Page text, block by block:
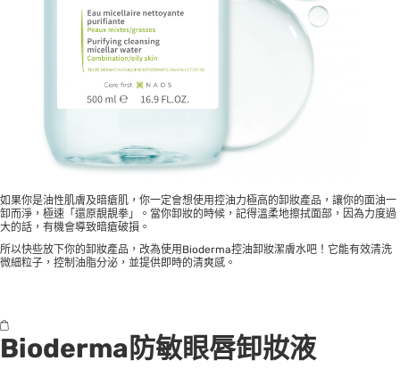
如果你是油性肌膚及暗瘡肌，你一定會想使用控油力極高的卸妝產品，讓你的面油一
卸而淨，極速「還原靚靚拳」。當你卸妝的時候，記得溫柔地擦拭面部，因為力度過
大的話，有機會導致暗瘡破損。
所以快些放下你的卸妝產品，改為使用Bioderma控油卸妝潔膚水吧！它能有效清洗
微細粒子，控制油脂分泌，並提供即時的清爽感。
Bioderma防敏眼唇卸妝液